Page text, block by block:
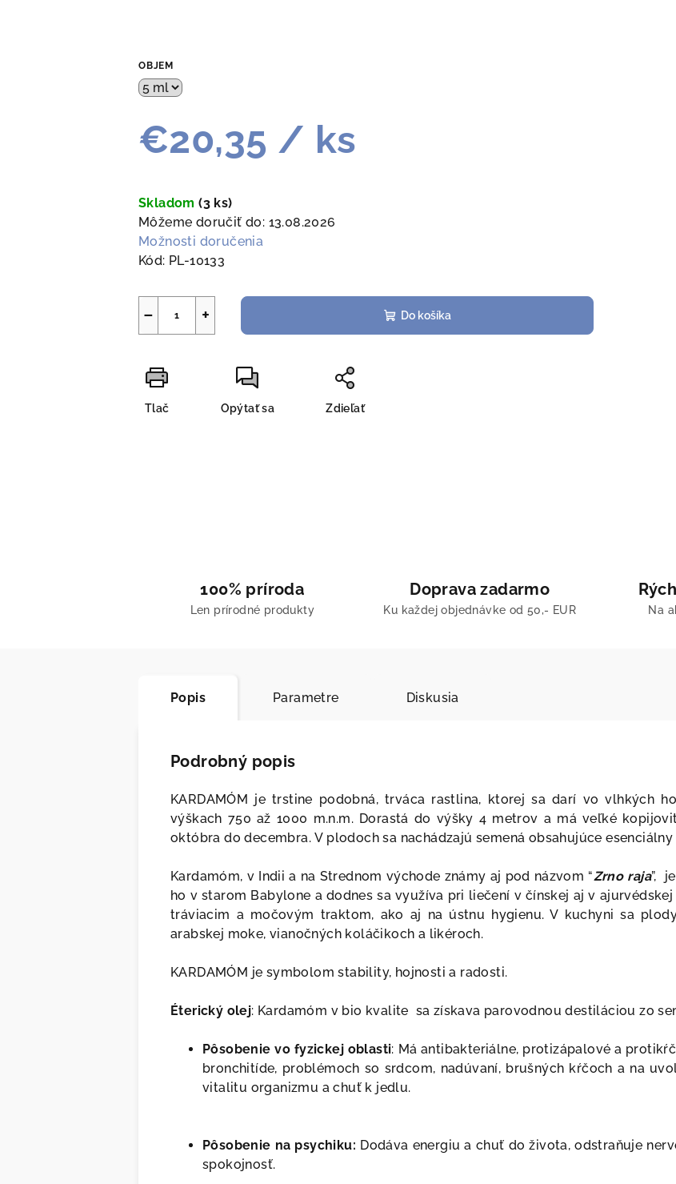
OBJEM
€20,35 / ks
cena:
Skladom(3 ks)
Môžeme doručiť do: 13.08.2026
Možnosti doručenia
Kód: PL-10133
+
− Do košíka
Tlač Opýtať sa Zdieľať
100% príroda
Len prírodné produkty
Doprava zadarmo
Ku každej objednávke od 50,- EUR Na
Popis Parametre Diskusia
Podrobný popis
KARDAMÓM je trstine podobná, trváca rastlina, ktorej sa darí vo vlhkých
výškach 750 až 1000 m.n.m. Dorastá do výšky 4 metrov a má veľké
októbra do decembra. V plodoch sa nachádzajú semená obsahujúce
Kardamóm, v Indii a na Strednom východe známy aj pod názvom “Zrno raja”,
ho v starom Babylone a dodnes sa využíva pri liečení v čínskej aj v
tráviacim a močovým traktom, ako aj na ústnu hygienu. V kuchyni sa
arabskej moke, vianočných koláčikoch a likéroch.
KARDAMÓM je symbolom stability, hojnosti a radosti.
Éterický olej: Kardamóm v bio kvalite sa získava parovodnou destiláciou zo
Pôsobenie vo fyzickej oblasti: Má antibakteriálne, protizápalové a
bronchitíde, problémoch so srdcom, nadúvaní, brušných kŕčoch a na
vitalitu organizmu a chuť k jedlu.
Pôsobenie na psychiku: Dodáva energiu a chuť do života, odstraňuje
spokojnosť.